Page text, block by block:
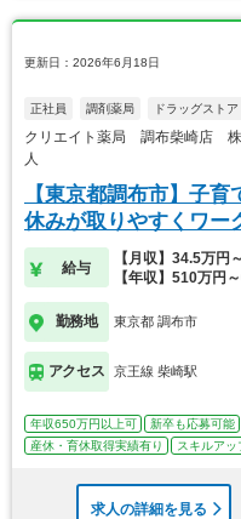
更新日：2026年6月18日
正社員 調剤薬局 ドラッグストア
クリエイト薬局 調布柴崎店 株
人
【東京都調布市】子
休みが取りやすくワ
給与
【月収】34.5万円
【年収】510万円
勤務地 東京都 調布市
アクセス 京王線 柴崎駅
年収650万円以上可 新卒も応募可能
産休・育休取得実績有り
スキルアッ
求人の詳細を見る